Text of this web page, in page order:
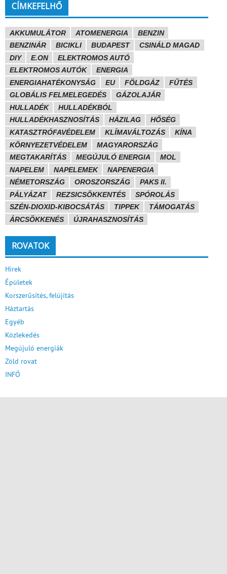
CÍMKEFELHŐ
AKKUMULÁTOR ATOMENERGIA
BENZIN
BENZINÁR
BICIKLI BUDAPEST
CSINÁLD MAGAD
DIY
E.ON
ELEKTROMOS AUTÓ
ELEKTROMOS AUTÓK
ENERGIA
ENERGIAHATÉKONYSÁG
EU FÖLDGÁZ
FŰTÉS
GLOBÁLIS FELMELEGEDÉS
GÁZOLAJÁR
HULLADÉK
HULLADÉKBÓL
HULLADÉKHASZNOSÍTÁS
HÁZILAG
HŐSÉG
KATASZTRÓFAVÉDELEM
KLÍMAVÁLTOZÁS
KÍNA
KÖRNYEZETVÉDELEM
MAGYARORSZÁG
MEGTAKARÍTÁS
MEGÚJULÓ ENERGIA
MOL
NAPELEM
NAPELEMEK
NAPENERGIA
NÉMETORSZÁG
OROSZORSZÁG
PAKS II.
PÁLYÁZAT
REZSICSÖKKENTÉS
SPÓROLÁS
SZÉN-DIOXID-KIBOCSÁTÁS
TIPPEK
TÁMOGATÁS
ÁRCSÖKKENÉS
ÚJRAHASZNOSÍTÁS
ROVATOK
Hírek
Épületek
Korszerűsítés, felújítás
Háztartás
Egyéb
Közlekedés
Megújuló energiák
Zöld rovat
INFÓ